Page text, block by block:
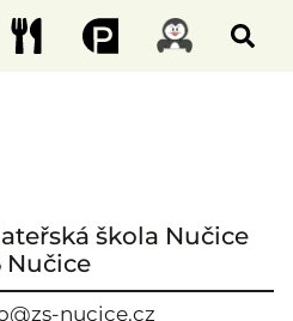
škola Nučice
Nučice
nucice.cz